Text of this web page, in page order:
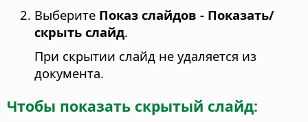
Выберите Показ слайдов - Показать/
скрыть слайд.
При скрытии слайд не удаляется из
документа.
Чтобы показать скрытый слайд: